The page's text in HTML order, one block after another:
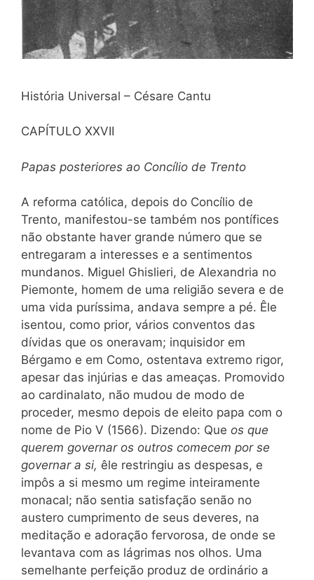
História Universal – Césare Cantu
CAPÍTULO XXVII
Papas posteriores ao Concílio de Trento
A reforma católica, depois do Concílio de
Trento, manifestou-se também nos pontífices
não obstante haver grande número que se
entregaram a interesses e a sentimentos
mundanos. Miguel Ghislieri, de Alexandria no
Piemonte, homem de uma religião severa e de
uma vida puríssima, andava sempre a pé. Êle
isentou, como prior, vários conventos das
dívidas que os oneravam; inquisidor em
Bérgamo e em Como, ostentava extremo rigor,
apesar das injúrias e das ameaças. Promovido
ao cardinalato, não mudou de modo de
proceder, mesmo depois de eleito papa com o
nome de Pio V (1566). Dizendo: Que os que
querem governar os outros comecem por se
governar a si, êle restringiu as despesas, e
impôs a si mesmo um regime inteiramente
monacal; não sentia satisfação senão no
austero cumprimento de seus deveres, na
meditação e adoração fervorosa, de onde se
levantava com as lágrimas nos olhos. Uma
semelhante perfeição produz de ordinário a